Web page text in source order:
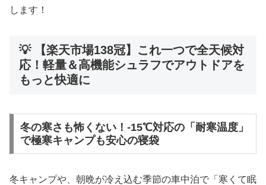
します！
💡 【楽天市場138冠】これ一つで全天候対
応！軽量＆高機能シュラフでアウトドアを
もっと快適に
冬の寒さも怖くない！-15℃対応の「耐寒温度」
で極寒キャンプも安心の寝袋
冬キャンプや、朝晩が冷え込む季節の車中泊で「寒くて眠